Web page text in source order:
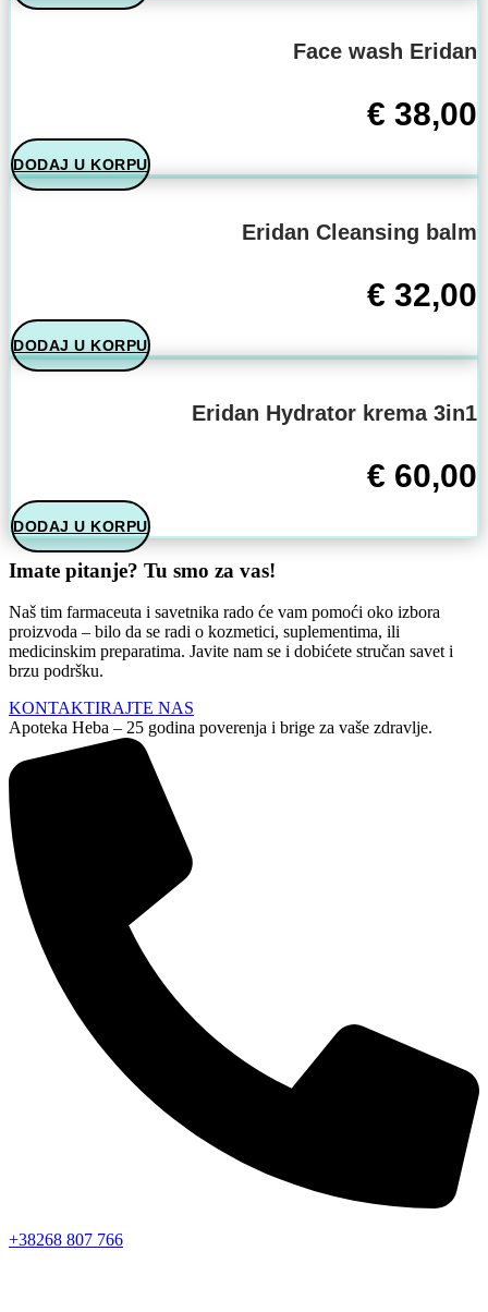
Face wash Eridan
€ 38,00
DODAJ U KORPU
Eridan Cleansing balm
€ 32,00
DODAJ U KORPU
Eridan Hydrator krema 3in1
€ 60,00
DODAJ U KORPU
Imate pitanje? Tu smo za vas!
Naš tim farmaceuta i savetnika rado će vam pomoći oko izbora
proizvoda – bilo da se radi o kozmetici, suplementima, ili
medicinskim preparatima. Javite nam se i dobićete stručan savet i
brzu podršku.
KONTAKTIRAJTE NAS
Apoteka Heba – 25 godina poverenja i brige za vaše zdravlje.
+38268 807 766